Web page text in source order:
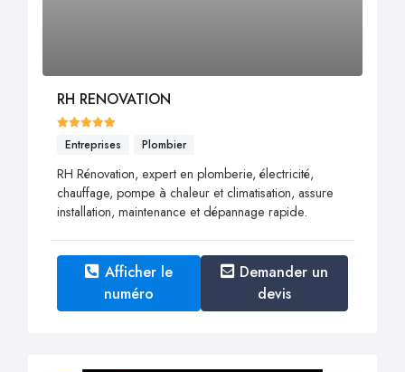
RH RENOVATION
Entreprises Plombier
RH Rénovation, expert en plomberie, électricité,
chauffage, pompe à chaleur et climatisation, assure
installation, maintenance et dépannage rapide.
Afficher le
numéro
Demander un
devis